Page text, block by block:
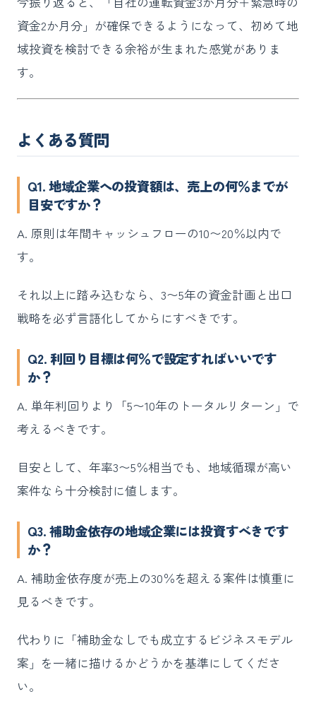
資金2か月分」が確保できるようになって、初めて地
域投資を検討できる余裕が生まれた感覚がありま
す。
よくある質問
Q1. 地域企業への投資額は、売上の何％までが
目安ですか？
A. 原則は年間キャッシュフローの10〜20％以内で
す。
それ以上に踏み込むなら、3〜5年の資金計画と出口
戦略を必ず言語化してからにすべきです。
Q2. 利回り目標は何％で設定すればいいです
か？
A. 単年利回りより「5〜10年のトータルリターン」で
考えるべきです。
目安として、年率3〜5％相当でも、地域循環が高い
案件なら十分検討に値します。
Q3. 補助金依存の地域企業には投資すべきです
か？
A. 補助金依存度が売上の30％を超える案件は慎重に
見るべきです。
代わりに「補助金なしでも成立するビジネスモデル
案」を一緒に描けるかどうかを基準にしてくださ
い。